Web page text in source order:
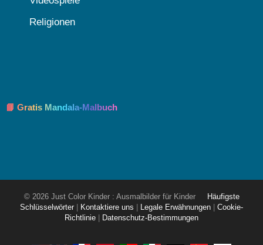
Religionen
📘 Gratis Mandala-Malbuch
© 2026 Just Color Kinder : Ausmalbilder für Kinder
Häufigste
Schlüsselwörter
Kontaktiere uns Legale Erwähnungen
Cookie-
Richtlinie
Datenschutz-Bestimmungen